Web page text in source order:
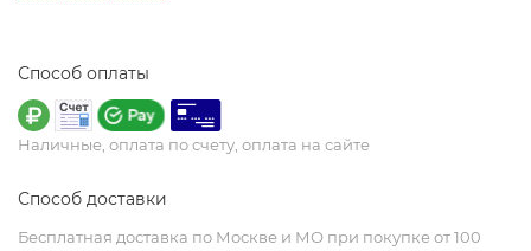
Способ оплаты
Наличные, оплата по счету, оплата на сайте
Способ доставки
Бесплатная доставка по Москве и МО при покупке от 100